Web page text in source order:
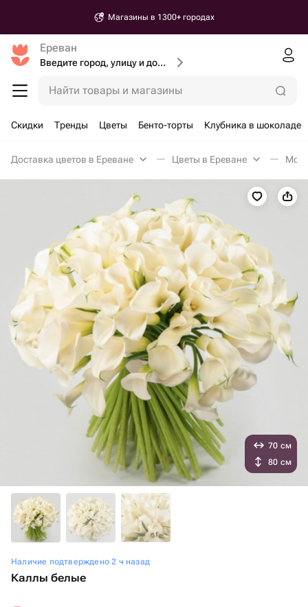
Магазины в 1300+ городах
Ереван
Введите город, улицу и дом доставки
Найти товары и магазины
Скидки Тренды Цветы Бенто-торты Клубника в шоколаде
Доставка цветов в Ереване Цветы в Ереване
Наличие подтверждено 2 ч назад
Каллы белые
70 см
80 см